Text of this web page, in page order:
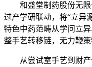
和盛堂制药股份无限
过产学研联动，将“立异
特色中药范畴从学问立
整手艺转移链，无力鞭策
从尝试室手艺到财产